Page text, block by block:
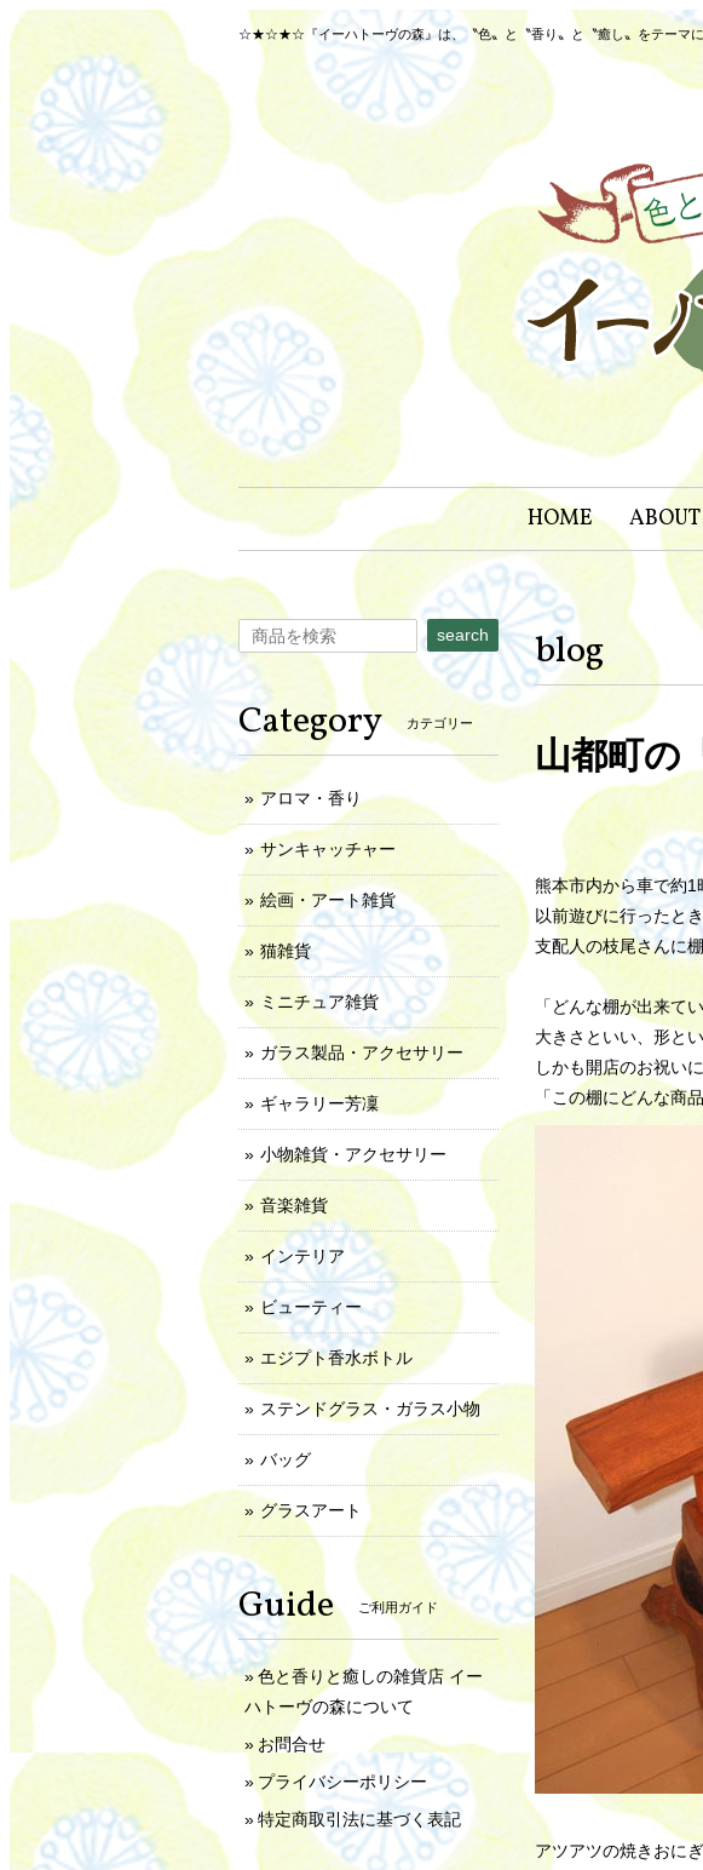
☆★☆★☆『イーハトーヴの森』は、〝色〟と〝香り〟と〝癒し〟をテー
HOME ABOUT
blog
山都町の
熊本市内から車で約1
以前遊びに行ったと
支配人の枝尾さんに
「どんな棚が出来て
大きさといい、形と
しかも開店のお祝い
「この棚にどんな商
アツアツの焼きおに
search
Category カテゴリー
アロマ・香り
サンキャッチャー
絵画・アート雑貨
猫雑貨
ミニチュア雑貨
ガラス製品・アクセサリー
ギャラリー芳凜
小物雑貨・アクセサリー
音楽雑貨
インテリア
ビューティー
エジプト香水ボトル
ステンドグラス・ガラス小物
バッグ
グラスアート
Guide ご利用ガイド
色と香りと癒しの雑貨店 イー
ハトーヴの森について
お問合せ
プライバシーポリシー
特定商取引法に基づく表記